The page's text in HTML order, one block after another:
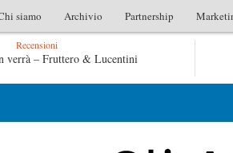
siamo Archivio Partnership
Recensioni
– Fruttero & Lucentini